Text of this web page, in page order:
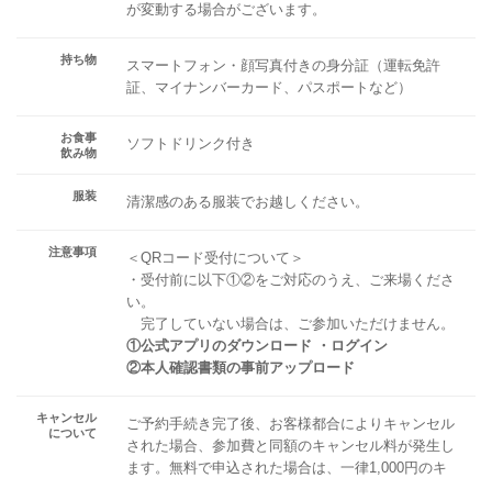
が変動する場合がございます。
持ち物
スマートフォン・顔写真付きの身分証（運転免許
証、マイナンバーカード、パスポートなど）
お食事
飲み物
ソフトドリンク付き
服装 清潔感のある服装でお越しください。
注意事項
＜QRコード受付について＞
・受付前に以下①②をご対応のうえ、ご来場くださ
い。
完了していない場合は、ご参加いただけません。
①公式アプリのダウンロード ・ログイン
②本人確認書類の事前アップロード
キャンセル
について
ご予約手続き完了後、お客様都合によりキャンセル
された場合、参加費と同額のキャンセル料が発生し
ます。無料で申込された場合は、一律1,000円のキ